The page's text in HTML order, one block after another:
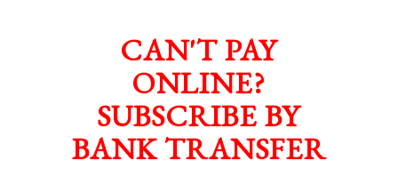
CAN'T PAY
ONLINE?
SUBSCRIBE BY
BANK TRANSFER